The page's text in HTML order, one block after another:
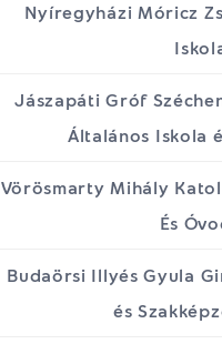
Nyíregyházi Móricz
Jászapáti Gróf
Általános Iskola
Vörösmarty Mihály
És
Budaörsi Illyés Gyula
és